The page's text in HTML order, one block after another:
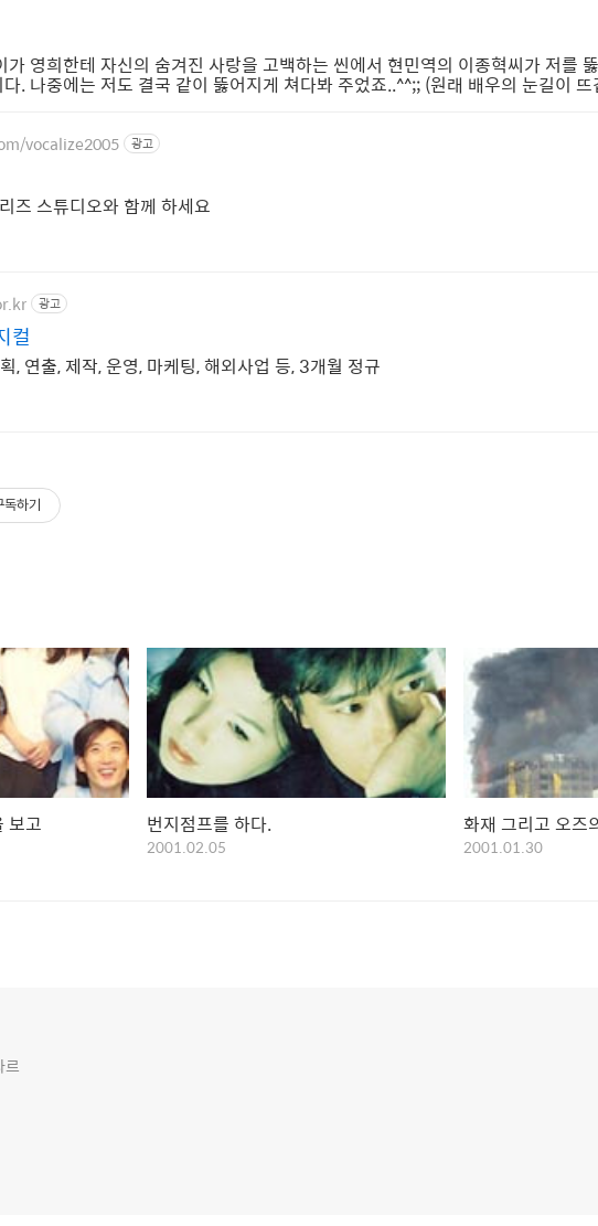
가 영희한테 자신의 숨겨진 사랑을 고백하는 씬에서 현민역의 이종혁씨가 저를
. 나중에는 저도 결국 같이 뚫어지게 쳐다봐 주었죠..^^;; (원래 배우의 눈길이
vocalize2005 광고
즈 스튜디오와 함께 하세요
광고
컬
, 연출, 제작, 운영, 마케팅, 해외사업 등, 3개월 정규
독하기
보고 번지점프를 하다.
2001.02.05
화재 그리고 오즈
2001.01.30
르